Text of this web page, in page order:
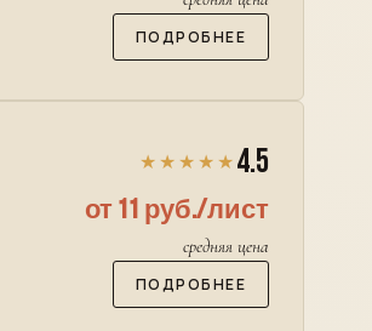
ПОДРОБНЕЕ
★★★★★ 4.5
от 11 руб./лист
средняя цена
ПОДРОБНЕЕ